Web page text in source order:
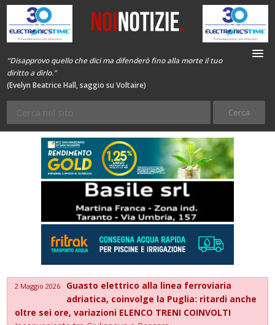
“Disapprovo quello che dici ma difenderò fino alla morte il tuo
diritto a dirlo.”
(Evelyn Beatrice Hall, saggio su Voltaire)
2 Maggio 2026
Guasto elettrico alla linea ferroviaria
adriatica, coinvolge la Puglia: ritardi anche
oltre sei ore, variazioni ELENCO TRENI COINVOLTI